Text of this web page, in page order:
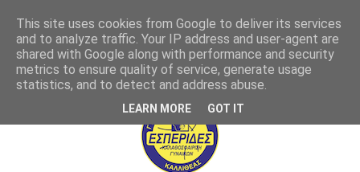
This site uses cookies from Google to deliver its services
and to analyze traffic. Your IP address and user-agent are
shared with Google along with performance and security
metrics to ensure quality of service, generate usage
statistics, and to detect and address abuse.
LEARN MORE GOT IT